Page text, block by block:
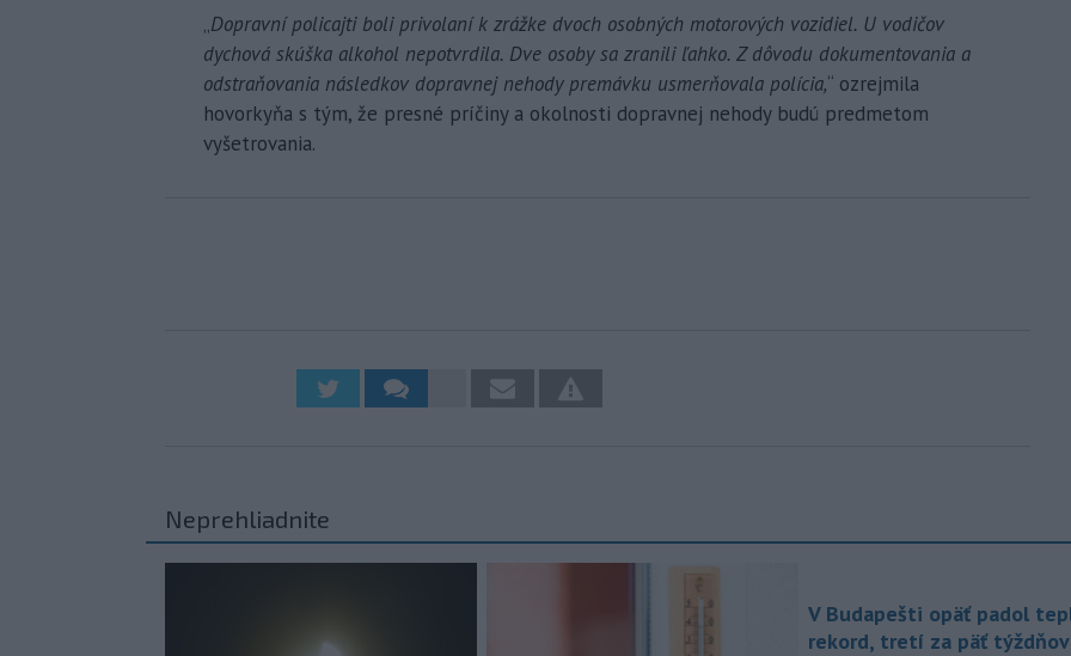
„Dopravní policajti boli privolaní k zrážke dvoch osobných motorových vozidiel. U vodičov
dychová skúška alkohol nepotvrdila. Dve osoby sa zranili ľahko. Z dôvodu dokumentovania a
odstraňovania následkov dopravnej nehody premávku usmerňovala polícia,“ ozrejmila
hovorkyňa s tým, že presné príčiny a okolnosti dopravnej nehody budú predmetom
vyšetrovania.
Neprehliadnite
V Budapešti opäť padol
rekord, tretí za päť týždňov